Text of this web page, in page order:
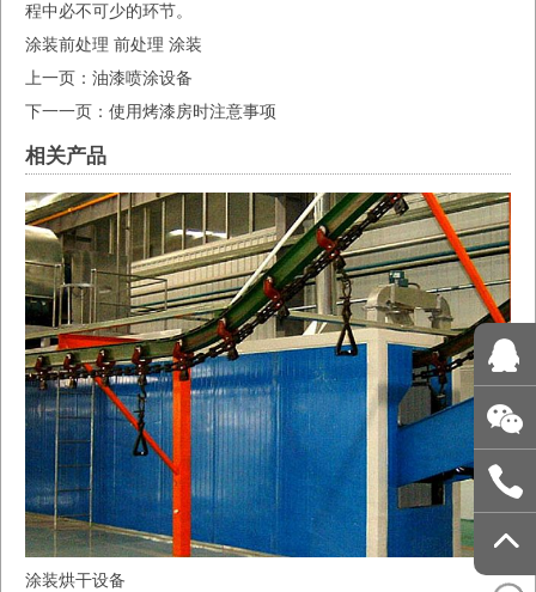
程中必不可少的环节。
涂装前处理 前处理 涂装
上一页： 油漆喷涂设备
下一一页： 使用烤漆房时注意事项
相关产品
涂装烘干设备